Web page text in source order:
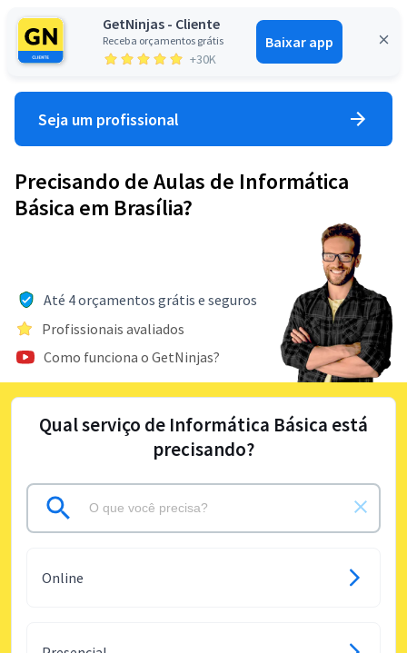
GetNinjas - Cliente
Receba orçamentos grátis
+30K
Baixar app
Entrar
Seja um profissional
Precisando de Aulas de Informática
Básica em Brasília?
Até 4 orçamentos grátis e seguros
Profissionais avaliados
Como funciona o GetNinjas?
Qual serviço de Informática Básica está
precisando?
Online